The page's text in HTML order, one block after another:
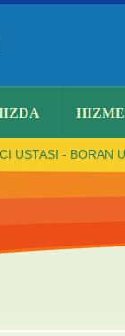
USTASI - BORAN